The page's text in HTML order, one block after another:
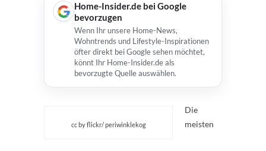
Home-Insider.de bei Google
bevorzugen
Wenn Ihr unsere Home-News,
Wohntrends und Lifestyle-Inspirationen
öfter direkt bei Google sehen möchtet,
könnt Ihr Home-Insider.de als
bevorzugte Quelle auswählen.
cc by flickr/ periwinklekog
Die
meisten